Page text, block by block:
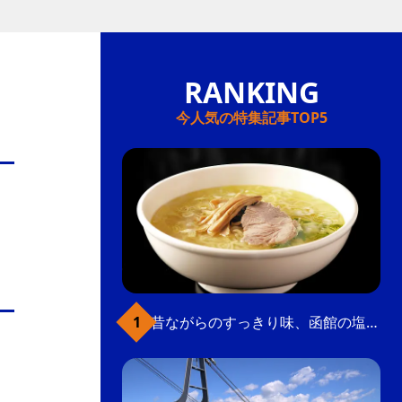
今人気の特集記事TOP5
昔ながらのすっきり味、函館の塩ラーメン